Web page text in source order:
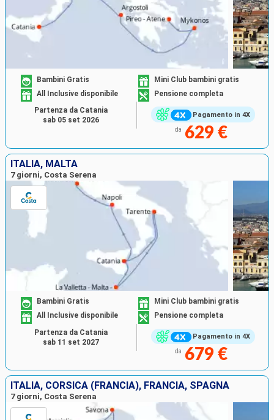
Pagamento in 4X
Bambini Gratis
Mini Club bambini gratis
All Inclusive disponibile
Pensione completa
da 629 €
Partenza da Catania
sab 05 set 2026
ITALIA, MALTA
7 giorni, Costa Serena
Pagamento in 4X
Bambini Gratis
Mini Club bambini gratis
All Inclusive disponibile
Pensione completa
da 679 €
Partenza da Catania
sab 11 set 2027
ITALIA, CORSICA (FRANCIA), FRANCIA, SPAGNA
7 giorni, Costa Serena